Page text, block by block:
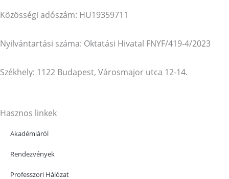
Közösségi adószám: HU19359711
Nyilvántartási száma: Oktatási Hivatal FNYF/419-4/2023
Székhely: 1122 Budapest, Városmajor utca 12-14.
Hasznos linkek
Akadémiáról
Rendezvények
Professzori Hálózat